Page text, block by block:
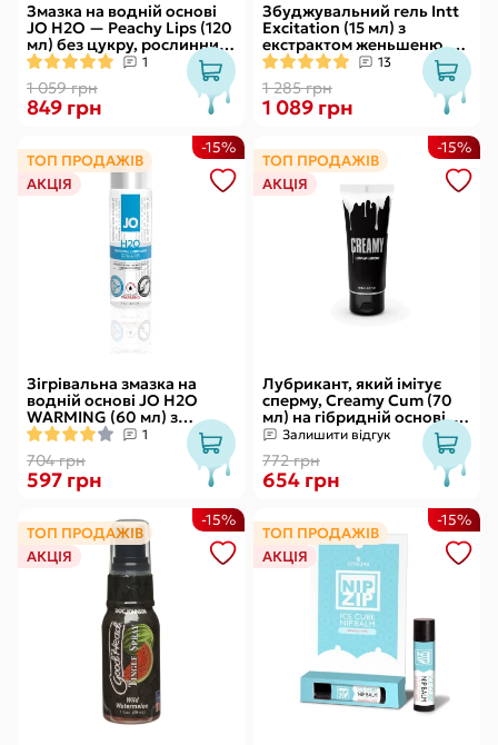
Змазка на водній основі
JO H2O — Peachy Lips (120
мл) без цукру, рослинний
гліцерин
1
1 059 грн
849 грн
Збуджувальний гель Intt
Excitation (15 мл) з
екстрактом женьшеню, з
ефектом вібрації
13
1 285 грн
1 089 грн
ТОП ПРОДАЖІВ
АКЦІЯ
Зігрівальна змазка на
водній основі JO H2O
WARMING (60 мл) з
екстрактом перцевої
м’яти
1
704 грн
-15%
597 грн
ТОП ПРОДАЖІВ
АКЦІЯ
Лубрикант, який імітує
сперму, Creamy Cum (70
мл) на гібридній основі, з
олією звіробою
Залишити відгук
772 грн
-15%
654 грн
ТОП ПРОДАЖІВ
АКЦІЯ
-15%
ТОП ПРОДАЖІВ
АКЦІЯ
-15%